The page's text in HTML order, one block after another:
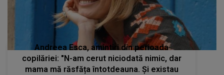
Andreea Esca, amintiri din perioada
copilăriei: "N-am cerut niciodată nimic, dar
mama mă răsfăța întotdeauna. Și existau